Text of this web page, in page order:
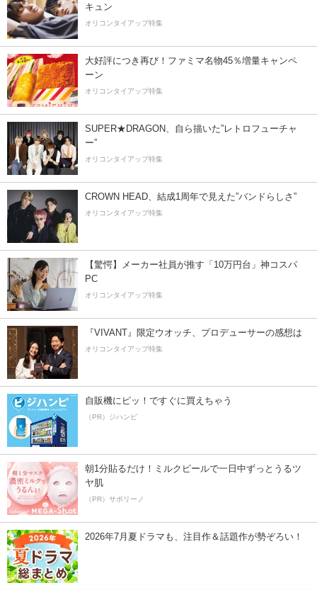
キュン
オリコンタイアップ特集
大好評につき再び！ファミマ名物45％増量キャンペ
ーン
オリコンタイアップ特集
SUPER★DRAGON、自ら描いた”レトロフューチャ
ー”
オリコンタイアップ特集
CROWN HEAD、結成1周年で見えた”バンドらしさ”
オリコンタイアップ特集
【驚愕】メーカー社員が推す「10万円台」神コスパ
PC
オリコンタイアップ特集
『VIVANT』限定ウオッチ、プロデューサーの感想は
オリコンタイアップ特集
自販機にピッ！ですぐに買えちゃう
（PR）ジハンピ
朝1分貼るだけ！ミルクピールで一日中ずっとうるツ
ヤ肌
（PR）サボリーノ
2026年7月夏ドラマも、注目作＆話題作が勢ぞろい！